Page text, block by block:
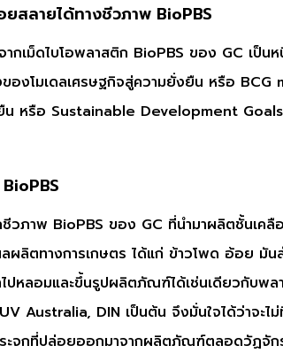
สลายได้ทางชีวภาพ BioPBS
กเม็ดไบโอพลาสติก BioPBS ของ GC เป็
องโมเดลเศรษฐกิจสู่ความยั่งยืน หรือ
หรือ Sustainable Development
วภาพ BioPBS ของ GC ที่นำมาผลิตชั้นเ
ตทางการเกษตร ได้แก่ ข้าวโพด อ้อย มัน
ปหลอมและขึ้นรูปผลิตภัณฑ์ได้เช่นเดียวกับพ
Australia, DIN เป็นต้น จึงมั่นใจได้ว่าจ
ะจกที่ปล่อยออกมาจากผลิตภัณฑ์ตลอดวัฏจั